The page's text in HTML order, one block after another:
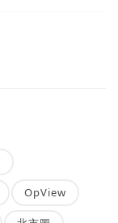
OpView